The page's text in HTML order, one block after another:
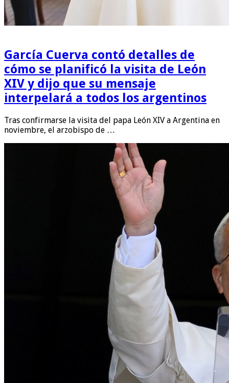
García Cuerva contó detalles de
cómo se planificó la visita de León
XIV y dijo que su mensaje
interpelará a todos los argentinos
Tras confirmarse la visita del papa León XIV a Argentina en
noviembre, el arzobispo de …